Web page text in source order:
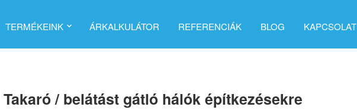
TERMÉKEINK ÁRKALKULÁTOR REFERENCIÁK BLOG KAPCSOLAT
Takaró / belátást gátló hálók építkezésekre